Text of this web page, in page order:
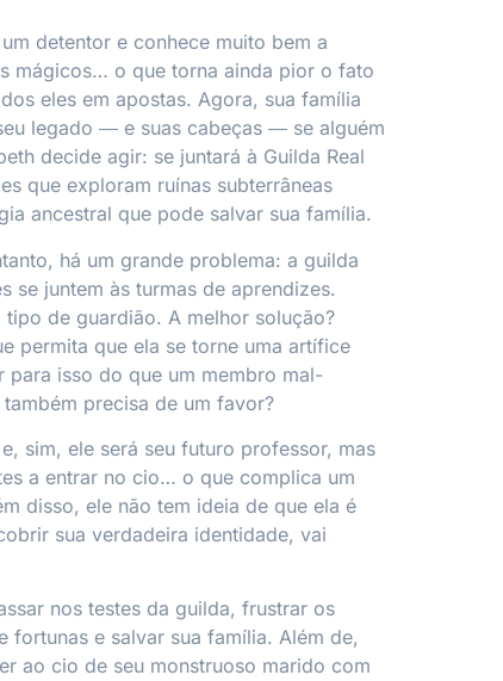
detentor e conhece muito bem a
mágicos… o que torna ainda pior o fato
eles em apostas. Agora, sua família
legado ― e suas cabeças ― se alguém
decide agir: se juntará à Guilda Real
que exploram ruínas subterrâneas
ancestral que pode salvar sua família.
há um grande problema: a guilda
se juntem às turmas de aprendizes.
de guardião. A melhor solução?
permita que ela se torne uma artífice
para isso do que um membro mal-
precisa de um favor?
sim, ele será seu futuro professor, mas
a entrar no cio… o que complica um
disso, ele não tem ideia de que ela é
sua verdadeira identidade, vai
nos testes da guilda, frustrar os
fortunas e salvar sua família. Além de,
ao cio de seu monstruoso marido com